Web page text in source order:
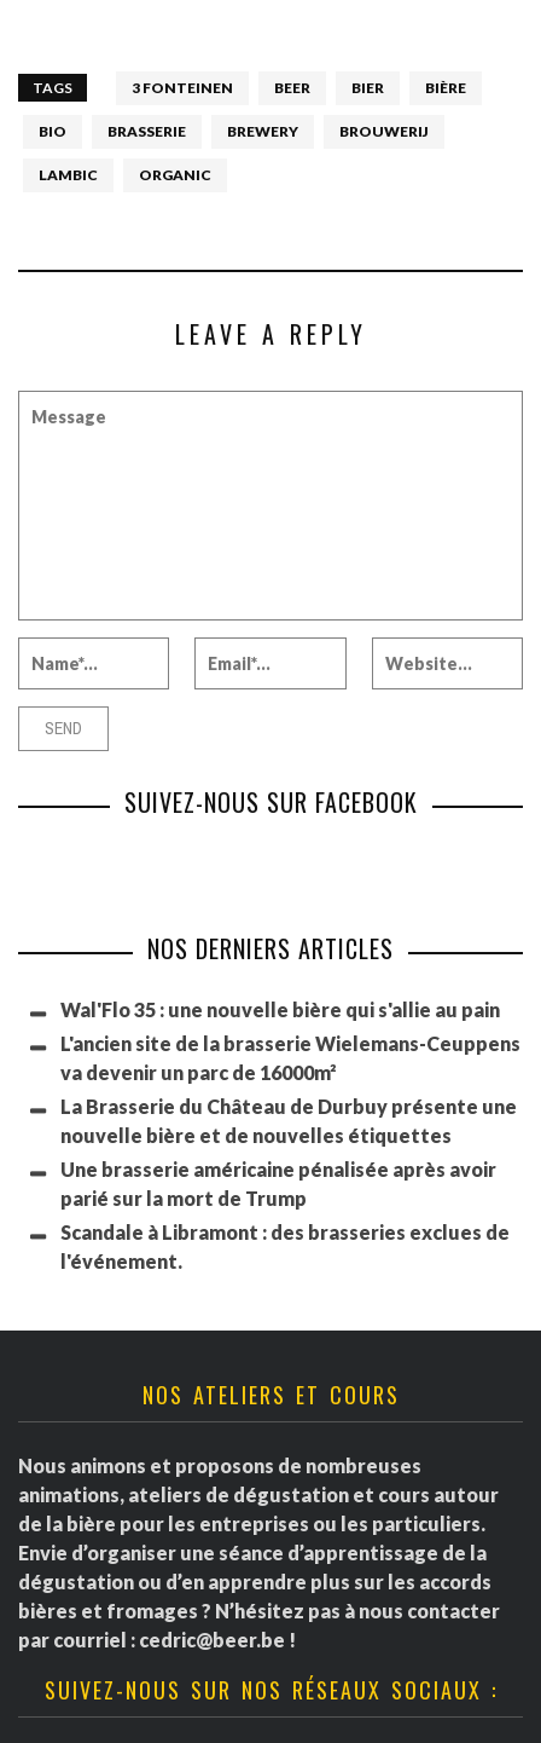
TAGS 3 FONTEINEN BEER BIER BIÈRE
BIO BRASSERIE BREWERY BROUWERIJ
LAMBIC ORGANIC
LEAVE A REPLY
SUIVEZ-NOUS SUR FACEBOOK
NOS DERNIERS ARTICLES
Wal'Flo 35 : une nouvelle bière qui s'allie au pain
L'ancien site de la brasserie Wielemans-Ceuppens
va devenir un parc de 16000m²
La Brasserie du Château de Durbuy présente une
nouvelle bière et de nouvelles étiquettes
Une brasserie américaine pénalisée après avoir
parié sur la mort de Trump
Scandale à Libramont : des brasseries exclues de
l'événement.
NOS ATELIERS ET COURS
Nous animons et proposons de nombreuses
animations, ateliers de dégustation et cours autour
de la bière pour les entreprises ou les particuliers.
Envie d’organiser une séance d’apprentissage de la
dégustation ou d’en apprendre plus sur les accords
bières et fromages ? N’hésitez pas à nous contacter
par courriel : cedric@beer.be !
SUIVEZ-NOUS SUR NOS RÉSEAUX SOCIAUX :